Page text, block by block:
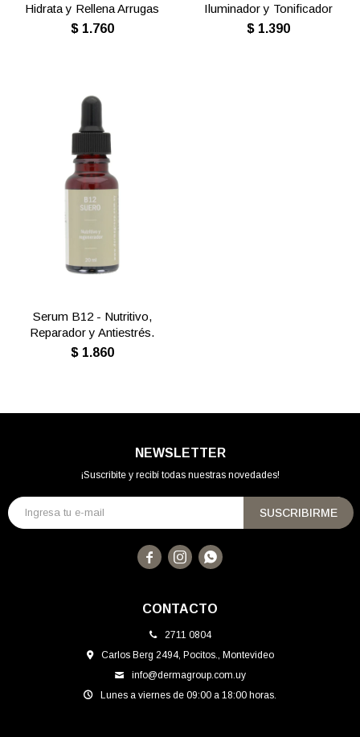
Hidrata y Rellena Arrugas
$ 1.760
Iluminador y Tonificador
$ 1.390
Serum B12 - Nutritivo,
Reparador y Antiestrés.
$ 1.860
CONTACTO
2711 0804
Carlos Berg 2494, Pocitos., Montevideo
info@dermagroup.com.uy
Lunes a viernes de 09:00 a 18:00 horas.
NEWSLETTER
¡Suscribite y recibí todas nuestras novedades!
SUSCRIBIRME
  